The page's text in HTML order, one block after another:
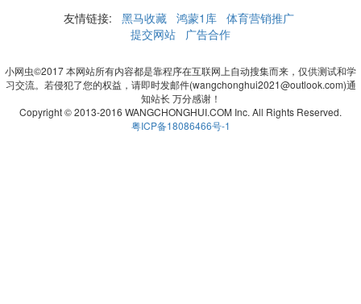
友情链接: 黑马收藏 鸿蒙1库 体育营销推广
提交网站
广告合作
小网虫©2017 本网站所有内容都是靠程序在互联网上自动搜集而来，仅供测试和学
习交流。若侵犯了您的权益，请即时发邮件(wangchonghui2021@outlook.com)通
知站长 万分感谢！
Copyright © 2013-2016 WANGCHONGHUI.COM Inc. All Rights Reserved.
粤ICP备18086466号-1